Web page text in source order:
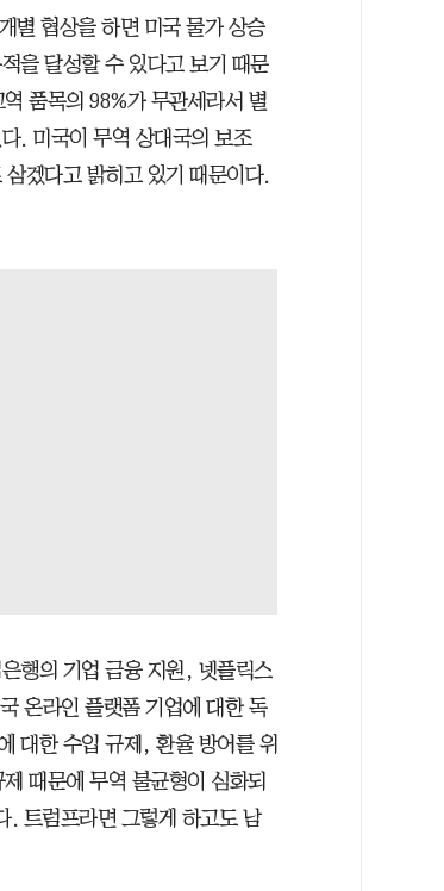
별 협상을 하면 미국 물가 상승
을 달성할 수 있다고 보기 때문
품목의 98%가 무관세라서 별
. 미국이 무역 상대국의 보조
겠다고 밝히고 있기 때문이다.
행의 기업 금융 지원, 넷플릭스
온라인 플랫폼 기업에 대한 독
대한 수입 규제, 환율 방어를 위
때문에 무역 불균형이 심화되
. 트럼프라면 그렇게 하고도 남